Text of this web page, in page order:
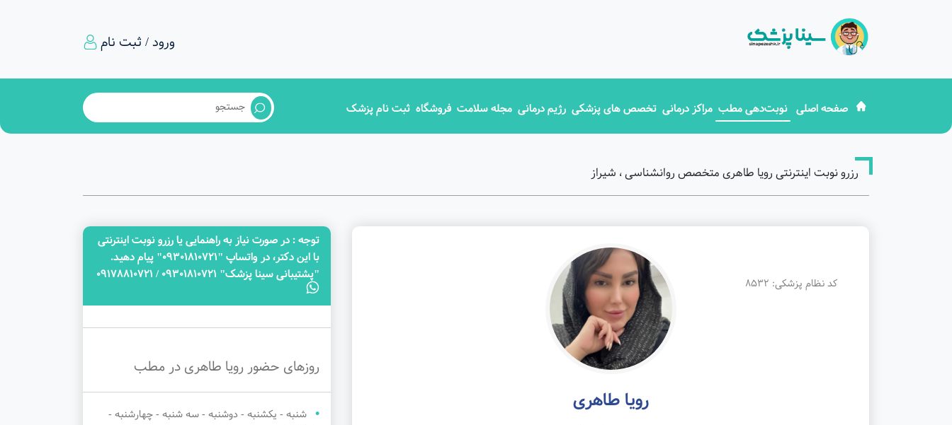
ورود / ثبت نام
صفحه اصلی نوبت‌دهی مطب مراکز درمانی تخصص های پزشکی رژیم درمانی مجله سلامت فروشگاه ثبت نام پزشک
رزرو نوبت اینترنتی رویا طاهری متخصص روانشناسی ، شیراز
کد نظام پزشکی: 8532
رویا طاهری
توجه‌ : در صورت نیاز به راهنمایی یا رزرو نوبت اینترنتی
با این دکتر، در واتساپ "09301810721" پیام دهید.
"پشتیبانی سینا پزشک" 09301810721 / 09178810721
روزهای حضور رویا طاهری در مطب
شنبه - یکشنبه - دوشنبه - سه شنبه - چهارشنبه -